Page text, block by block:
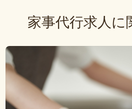
家事代行求人に